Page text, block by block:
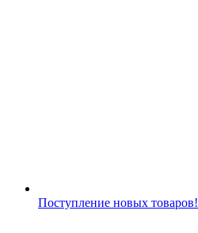
Поступление новых товаров!